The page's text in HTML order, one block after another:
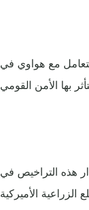
مع هواوي في
هذه التراخيص في